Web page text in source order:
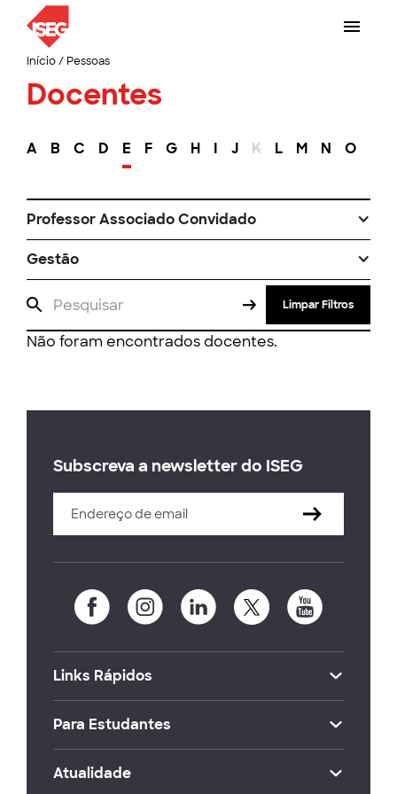
Início/ Pessoas
Docentes
A B C D E F G H I J K L M N O
Professor Associado Convidado
Gestão
Limpar Filtros
Não foram encontrados docentes.
Subscreva a newsletter do ISEG
Links Rápidos
Para Estudantes
Atualidade